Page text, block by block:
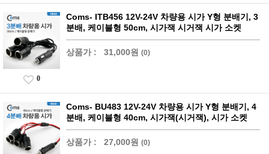
Coms- ITB456 12V-24V 차량용 시가 Y형 분배기, 3
분배, 케이블형 50cm, 시가잭 시거잭 시가 소켓
상품가 : 31,000원 (0)
0
Coms- BU483 12V-24V 차량용 시가 Y형 분배기, 4
분배, 케이블형 40cm, 시가잭(시거잭), 시가 소켓
상품가 : 27,000원 (0)